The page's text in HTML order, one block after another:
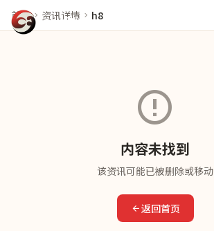
911爆料
首页 资讯详情 h8
内容未找到
该资讯可能已被删除或移动
返回首页